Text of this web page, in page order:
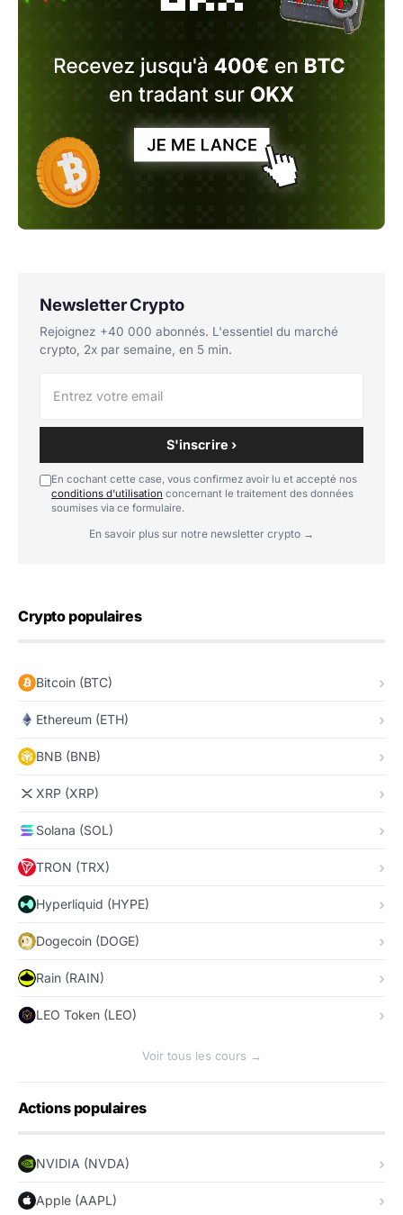
Newsletter Crypto
Rejoignez +40 000 abonnés. L'essentiel du marché
crypto, 2x par semaine, en 5 min.
S'inscrire ›
En cochant cette case, vous confirmez avoir lu et accepté nos
conditions d'utilisation concernant le traitement des données
soumises via ce formulaire.
En savoir plus sur notre newsletter crypto →
Crypto populaires
Bitcoin (BTC)
Ethereum (ETH)
BNB (BNB)
XRP (XRP)
Solana (SOL)
TRON (TRX)
Hyperliquid (HYPE)
Dogecoin (DOGE)
Rain (RAIN)
LEO Token (LEO)
Voir tous les cours →
Actions populaires
NVIDIA (NVDA)
Apple (AAPL)